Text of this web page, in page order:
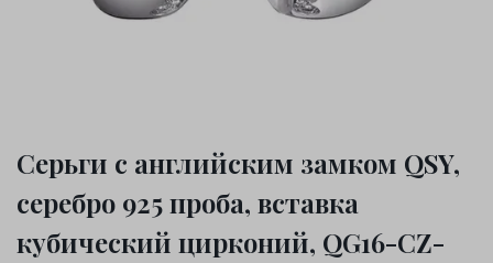
Серьги с английским замком QSY,
серебро 925 проба, вставка
кубический цирконий, QG16-CZ-